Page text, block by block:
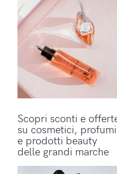
Scopri sconti e
su cosmetici, profumi
e prodotti beauty
delle grandi marche